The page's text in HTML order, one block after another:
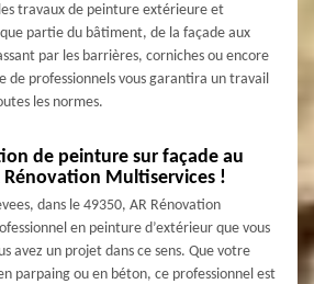
travaux de peinture extérieure et
partie du bâtiment, de la façade aux
par les barrières, corniches ou encore
de professionnels vous garantira un travail
les normes.
de peinture sur façade au
Rénovation Multiservices !
dans le 49350, AR Rénovation
en peinture d’extérieur que vous
avez un projet dans ce sens. Que votre
parpaing ou en béton, ce professionnel est